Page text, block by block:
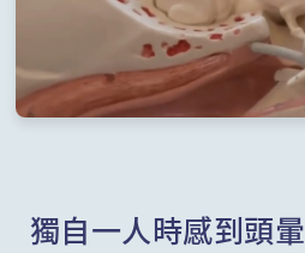
獨自一人時感到頭